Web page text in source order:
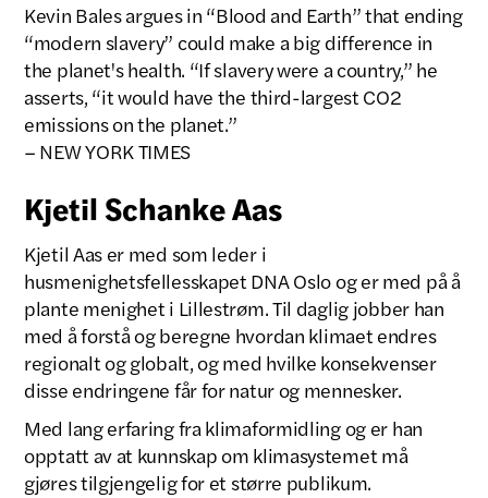
Kevin Bales argues in “Blood and Earth” that ending
“modern slavery” could make a big difference in
the planet's health. “If slavery were a country,” he
asserts, “it would have the third-largest CO2
emissions on the planet.”
– NEW YORK TIMES
Kjetil Schanke Aas
Kjetil Aas er med som leder i
husmenighetsfellesskapet DNA Oslo og er med på å
plante menighet i Lillestrøm. Til daglig jobber han
med å forstå og beregne hvordan klimaet endres
regionalt og globalt, og med hvilke konsekvenser
disse endringene får for natur og mennesker.
Med lang erfaring fra klimaformidling og er han
opptatt av at kunnskap om klimasystemet må
gjøres tilgjengelig for et større publikum.